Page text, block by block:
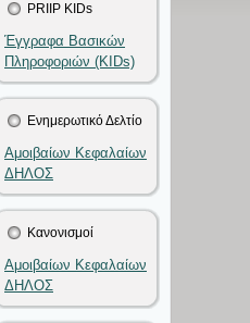
PRIIP KIDs
Έγγραφα Βασικών
Πληροφοριών (KIDs)
Ενημερωτικό Δελτίο
Αμοιβαίων Κεφαλαίων
ΔΗΛΟΣ
Κανονισμοί
Αμοιβαίων Κεφαλαίων
ΔΗΛΟΣ